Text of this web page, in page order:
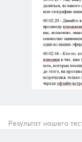
Результат нашего